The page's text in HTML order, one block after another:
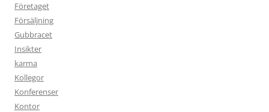
Företaget
Försäljning
Gubbracet
Insikter
karma
Kollegor
Konferenser
Kontor